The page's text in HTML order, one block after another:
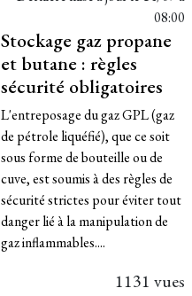
08:00
Stockage gaz propane
et butane : règles
sécurité obligatoires
​L'entreposage du gaz GPL (gaz
de pétrole liquéfié), que ce soit
sous forme de bouteille ou de
cuve, est soumis à des règles de
sécurité strictes pour éviter tout
danger lié à la manipulation de
gaz inflammables....
1131 vues